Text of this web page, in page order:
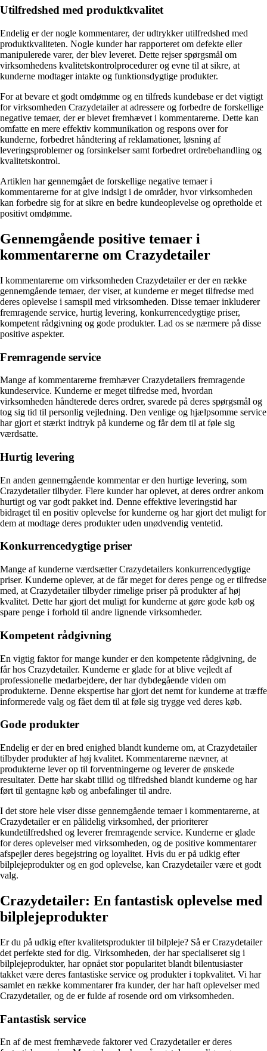
Utilfredshed med produktkvalitet
Endelig er der nogle kommentarer, der udtrykker utilfredshed med
produktkvaliteten. Nogle kunder har rapporteret om defekte eller
manipulerede varer, der blev leveret. Dette rejser spørgsmål om
virksomhedens kvalitetskontrolprocedurer og evne til at sikre, at
kunderne modtager intakte og funktionsdygtige produkter.
For at bevare et godt omdømme og en tilfreds kundebase er det vigtigt
for virksomheden Crazydetailer at adressere og forbedre de forskellige
negative temaer, der er blevet fremhævet i kommentarerne. Dette kan
omfatte en mere effektiv kommunikation og respons over for
kunderne, forbedret håndtering af reklamationer, løsning af
leveringsproblemer og forsinkelser samt forbedret ordrebehandling og
kvalitetskontrol.
Artiklen har gennemgået de forskellige negative temaer i
kommentarerne for at give indsigt i de områder, hvor virksomheden
kan forbedre sig for at sikre en bedre kundeoplevelse og opretholde et
positivt omdømme.
Gennemgående positive temaer i
kommentarerne om Crazydetailer
I kommentarerne om virksomheden Crazydetailer er der en række
gennemgående temaer, der viser, at kunderne er meget tilfredse med
deres oplevelse i samspil med virksomheden. Disse temaer inkluderer
fremragende service, hurtig levering, konkurrencedygtige priser,
kompetent rådgivning og gode produkter. Lad os se nærmere på disse
positive aspekter.
Fremragende service
Mange af kommentarerne fremhæver Crazydetailers fremragende
kundeservice. Kunderne er meget tilfredse med, hvordan
virksomheden håndterede deres ordrer, svarede på deres spørgsmål og
tog sig tid til personlig vejledning. Den venlige og hjælpsomme service
har gjort et stærkt indtryk på kunderne og får dem til at føle sig
værdsatte.
Hurtig levering
En anden gennemgående kommentar er den hurtige levering, som
Crazydetailer tilbyder. Flere kunder har oplevet, at deres ordrer ankom
hurtigt og var godt pakket ind. Denne effektive leveringstid har
bidraget til en positiv oplevelse for kunderne og har gjort det muligt for
dem at modtage deres produkter uden unødvendig ventetid.
Konkurrencedygtige priser
Mange af kunderne værdsætter Crazydetailers konkurrencedygtige
priser. Kunderne oplever, at de får meget for deres penge og er tilfredse
med, at Crazydetailer tilbyder rimelige priser på produkter af høj
kvalitet. Dette har gjort det muligt for kunderne at gøre gode køb og
spare penge i forhold til andre lignende virksomheder.
Kompetent rådgivning
En vigtig faktor for mange kunder er den kompetente rådgivning, de
får hos Crazydetailer. Kunderne er glade for at blive vejledt af
professionelle medarbejdere, der har dybdegående viden om
produkterne. Denne ekspertise har gjort det nemt for kunderne at træffe
informerede valg og fået dem til at føle sig trygge ved deres køb.
Gode produkter
Endelig er der en bred enighed blandt kunderne om, at Crazydetailer
tilbyder produkter af høj kvalitet. Kommentarerne nævner, at
produkterne lever op til forventningerne og leverer de ønskede
resultater. Dette har skabt tillid og tilfredshed blandt kunderne og har
ført til gentagne køb og anbefalinger til andre.
I det store hele viser disse gennemgående temaer i kommentarerne, at
Crazydetailer er en pålidelig virksomhed, der prioriterer
kundetilfredshed og leverer fremragende service. Kunderne er glade
for deres oplevelser med virksomheden, og de positive kommentarer
afspejler deres begejstring og loyalitet. Hvis du er på udkig efter
bilplejeprodukter og en god oplevelse, kan Crazydetailer være et godt
valg.
Crazydetailer: En fantastisk oplevelse med
bilplejeprodukter
Er du på udkig efter kvalitetsprodukter til bilpleje? Så er Crazydetailer
det perfekte sted for dig. Virksomheden, der har specialiseret sig i
bilplejeprodukter, har opnået stor popularitet blandt bilentusiaster
takket være deres fantastiske service og produkter i topkvalitet. Vi har
samlet en række kommentarer fra kunder, der har haft oplevelser med
Crazydetailer, og de er fulde af rosende ord om virksomheden.
Fantastisk service
En af de mest fremhævede faktorer ved Crazydetailer er deres